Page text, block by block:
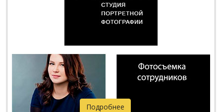
Подробнее